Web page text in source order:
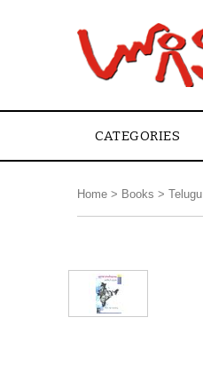
CATEGORIES
Home > Books > Telugu